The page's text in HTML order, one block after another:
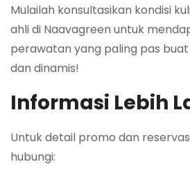
Mulailah konsultasikan kondisi
ahli di Naavagreen untuk
perawatan yang paling pas
dan dinamis!
Informasi Lebih
Untuk detail promo dan
hubungi: